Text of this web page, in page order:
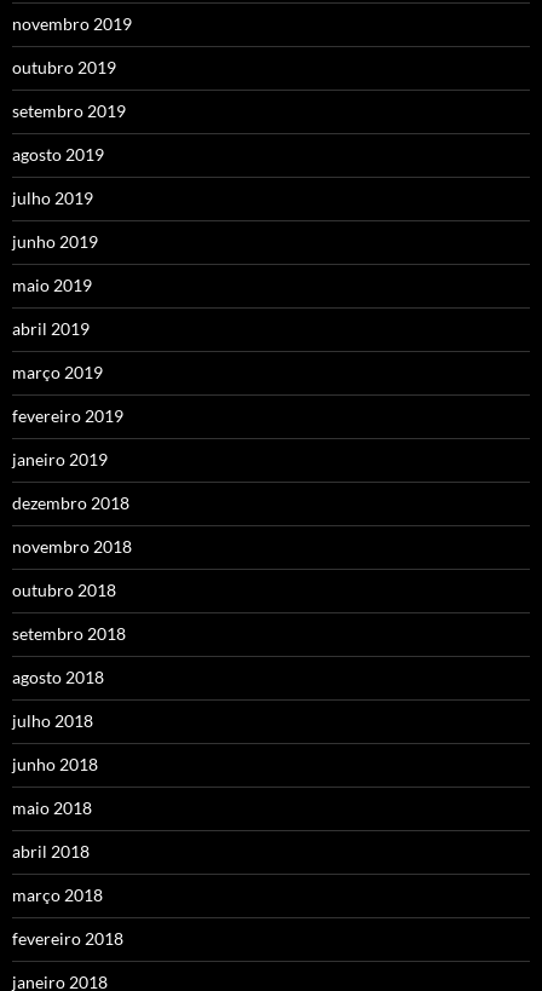
novembro 2019
outubro 2019
setembro 2019
agosto 2019
julho 2019
junho 2019
maio 2019
abril 2019
março 2019
fevereiro 2019
janeiro 2019
dezembro 2018
novembro 2018
outubro 2018
setembro 2018
agosto 2018
julho 2018
junho 2018
maio 2018
abril 2018
março 2018
fevereiro 2018
janeiro 2018